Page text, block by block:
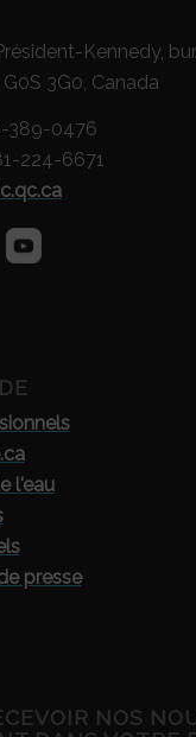
Kennedy,
3G0, Canada
389-0476
224-6671
l'eau
presse
NOS